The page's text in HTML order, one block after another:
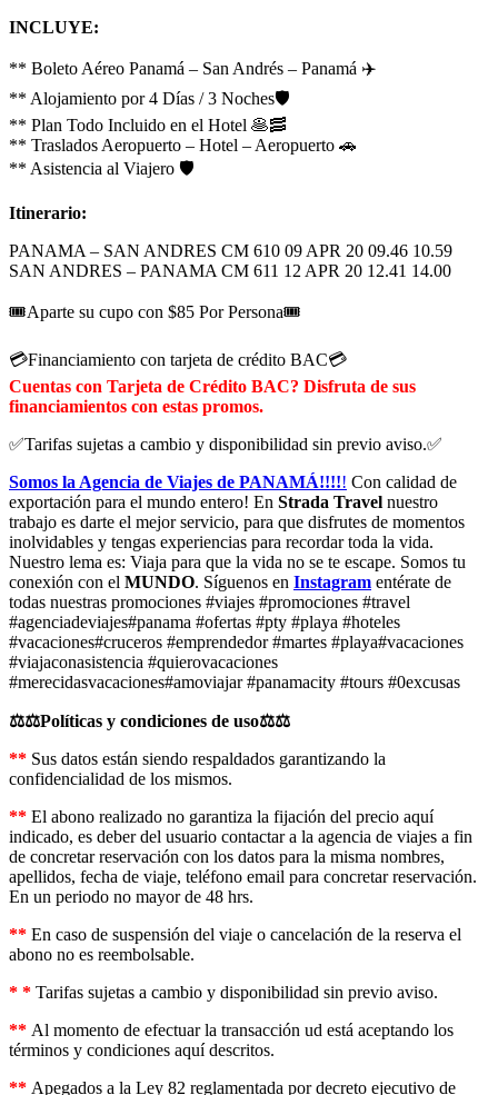
INCLUYE:
** Boleto Aéreo Panamá – San Andrés – Panamá ✈️
** Alojamiento por 4 Días / 3 Noches🛡️
** Plan Todo Incluido en el Hotel 🥞🥓
** Traslados Aeropuerto – Hotel – Aeropuerto 🚗
** Asistencia al Viajero 🛡️
Itinerario:
PANAMA – SAN ANDRES CM 610 09 APR 20 09.46 10.59
SAN ANDRES – PANAMA CM 611 12 APR 20 12.41 14.00
🎟️Aparte su cupo con $85 Por Persona🎟️
💳Financiamiento con tarjeta de crédito BAC💳
Cuentas con Tarjeta de Crédito BAC? Disfruta de sus
financiamientos con estas promos.
✅Tarifas sujetas a cambio y disponibilidad sin previo aviso.✅
Somos la Agencia de Viajes de PANAMÁ!!!!! Con calidad de
exportación para el mundo entero! En Strada Travel nuestro
trabajo es darte el mejor servicio, para que disfrutes de momentos
inolvidables y tengas experiencias para recordar toda la vida.
Nuestro lema es: Viaja para que la vida no se te escape. Somos tu
conexión con el MUNDO. Síguenos en Instagram entérate de
todas nuestras promociones #viajes #promociones #travel
#agenciadeviajes#panama #ofertas #pty #playa #hoteles
#vacaciones#cruceros #emprendedor #martes #playa#vacaciones
#viajaconasistencia #quierovacaciones
#merecidasvacaciones#amoviajar #panamacity #tours #0excusas
⚖️⚖️Políticas y condiciones de uso⚖️⚖️
** Sus datos están siendo respaldados garantizando la
confidencialidad de los mismos.
** El abono realizado no garantiza la fijación del precio aquí
indicado, es deber del usuario contactar a la agencia de viajes a fin
de concretar reservación con los datos para la misma nombres,
apellidos, fecha de viaje, teléfono email para concretar reservación.
En un periodo no mayor de 48 hrs.
** En caso de suspensión del viaje o cancelación de la reserva el
abono no es reembolsable.
* * Tarifas sujetas a cambio y disponibilidad sin previo aviso.
** Al momento de efectuar la transacción ud está aceptando los
términos y condiciones aquí descritos.
** Apegados a la Ley 82 reglamentada por decreto ejecutivo de